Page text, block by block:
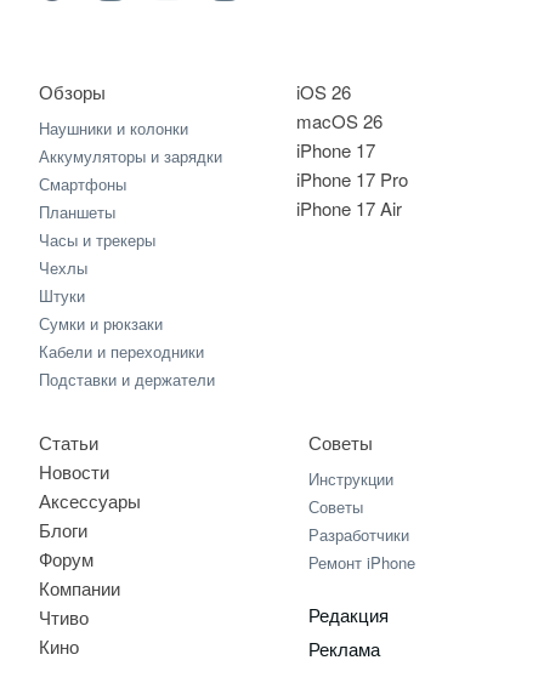
iOS 26
macOS 26
iPhone 17
iPhone 17 Pro
iPhone 17 Air
Обзоры
Наушники и колонки
Аккумуляторы и зарядки
Смартфоны
Планшеты
Часы и трекеры
Чехлы
Штуки
Сумки и рюкзаки
Кабели и переходники
Подставки и держатели
Статьи
Новости
Аксессуары
Блоги
Форум
Компании
Чтиво
Кино
Советы
Инструкции
Советы
Разработчики
Ремонт iPhone
Редакция
Реклама